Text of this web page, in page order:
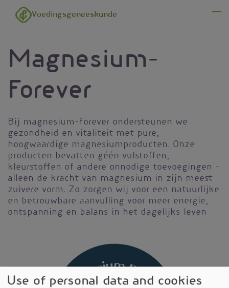
Overslaan en naar de inhoud gaan
Voedingsgeneeskunde
Magnesium-
Forever
Bij magnesium-Forever ondersteunen we
gezondheid en vitaliteit met pure,
hoogwaardige magnesiumproducten. Onze
producten bevatten géén vulstoffen,
kleurstoffen of andere onnodige toevoegingen –
alleen de kracht van magnesium in zijn meest
zuivere vorm. Zo zorgen wij voor een natuurlijke
en betrouwbare aanvulling voor meer energie,
ontspanning en balans in het dagelijks leven
Use of personal data and cookies